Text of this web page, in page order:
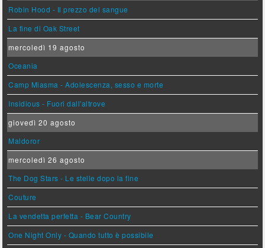
Robin Hood - Il prezzo del sangue
La fine di Oak Street
mercoledì 19 agosto
Oceania
Camp Miasma - Adolescenza, sesso e morte
Insidious - Fuori dall'altrove
giovedì 20 agosto
Maldoror
mercoledì 26 agosto
The Dog Stars - Le stelle dopo la fine
Couture
La vendetta perfetta - Bear Country
One Night Only - Quando tutto è possibile